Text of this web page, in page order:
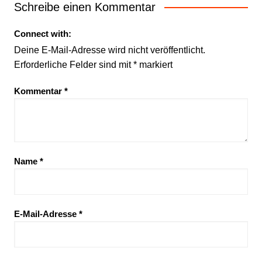
Schreibe einen Kommentar
Connect with:
Deine E-Mail-Adresse wird nicht veröffentlicht.
Erforderliche Felder sind mit*markiert
Kommentar *
Name *
E-Mail-Adresse *